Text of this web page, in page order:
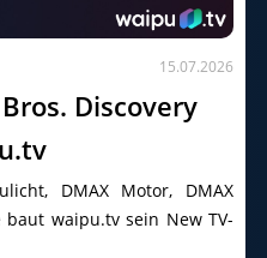
15.07.2026
Discovery
DMAX Motor, DMAX
baut waipu.tv sein New TV-